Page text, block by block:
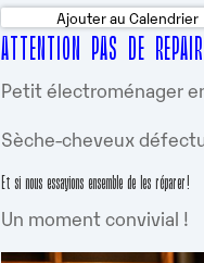
Ajouter au Calendrier
Télécharger ICS
ATTENTION PAS DE
Petit électroménager
Sèche-cheveux
Et si nous essayions ensemble de les réparer !
Un moment convivial !